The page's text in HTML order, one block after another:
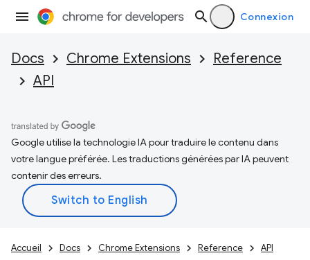
Connexion
Docs Chrome Extensions
Reference
API
Google utilise la technologie IA pour traduire le contenu dans
votre langue préférée. Les traductions générées par IA peuvent
contenir des erreurs.
Accueil Docs Chrome Extensions Reference API